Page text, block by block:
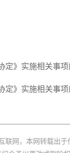
定》实施相关事项
定》实施相关事项
联网，本网转载出